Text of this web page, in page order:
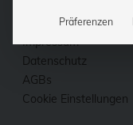
Kontakt
Impressum
Datenschutz
AGBs
Cookie Einstellungen
Präferenzen